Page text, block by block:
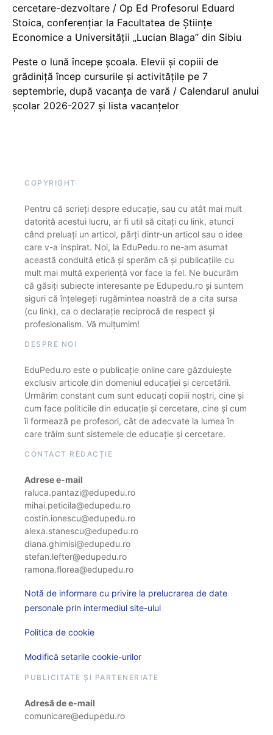
cercetare-dezvoltare / Op Ed Profesorul Eduard
Stoica, conferențiar la Facultatea de Științe
Economice a Universității „Lucian Blaga” din Sibiu
Peste o lună începe școala. Elevii și copiii de
grădiniță încep cursurile și activitățile pe 7
septembrie, după vacanța de vară / Calendarul anului
școlar 2026-2027 și lista vacanțelor
COPYRIGHT
Pentru că scrieți despre educație, sau cu atât mai mult
datorită acestui lucru, ar fi util să citați cu link, atunci
când preluați un articol, părți dintr-un articol sau o idee
care v-a inspirat. Noi, la EduPedu.ro ne-am asumat
această conduită etică și sperăm că și publicațiile cu
mult mai multă experiență vor face la fel. Ne bucurăm
că găsiți subiecte interesante pe Edupedu.ro și suntem
siguri că înțelegeți rugămintea noastră de a cita sursa
(cu link), ca o declarație reciprocă de respect și
profesionalism. Vă mulțumim!
DESPRE NOI
EduPedu.ro este o publicație online care găzduiește
exclusiv articole din domeniul educației și cercetării.
Urmărim constant cum sunt educați copiii noștri, cine și
cum face politicile din educație și cercetare, cine și cum
îi formează pe profesori, cât de adecvate la lumea în
care trăim sunt sistemele de educație și cercetare.
CONTACT REDACȚIE
Adrese e-mail
raluca.pantazi@edupedu.ro
mihai.peticila@edupedu.ro
costin.ionescu@edupedu.ro
alexa.stanescu@edupedu.ro
diana.ghimisi@edupedu.ro
stefan.lefter@edupedu.ro
ramona.florea@edupedu.ro
Notă de informare cu privire la prelucrarea de date
personale prin intermediul site-ului
Politica de cookie
Modifică setarile cookie-urilor
PUBLICITATE ȘI PARTENERIATE
Adresă de e-mail
comunicare@edupedu.ro